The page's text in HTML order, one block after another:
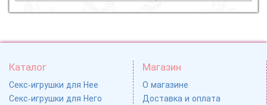
Каталог
Секс-игрушки для Нее
Секс-игрушки для Него
Магазин
О магазине
Доставка и оплата